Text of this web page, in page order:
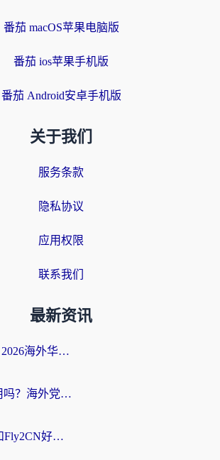
番茄 macOS苹果电脑版
番茄 ios苹果手机版
番茄 Android安卓手机版
关于我们
服务条款
隐私协议
应用权限
联系我们
最新资讯
Mac翻墙回国免费？2026海外华人亲测：从CCTV5直播到国内APP，这样选加速器才靠谱
Proton VPN中国能用吗？海外党选回国加速器的避坑指南（附番茄加速器实测）
海外党必看：斧牛和Fly2CN好用吗？3招教你选对回国加速器（附免费试用攻略）